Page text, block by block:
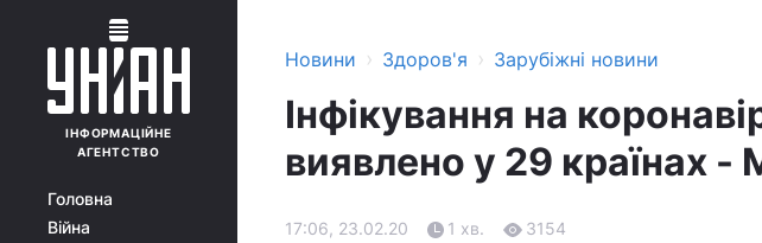
ІНФОРМАЦІЙНЕ
АГЕНТСТВО
Головна
Війна
Новини › Здоров'я › Зарубіжні новини
Інфікування на
виявлено у 29 країнах -
17:06, 23.02.20 1 хв. 3154